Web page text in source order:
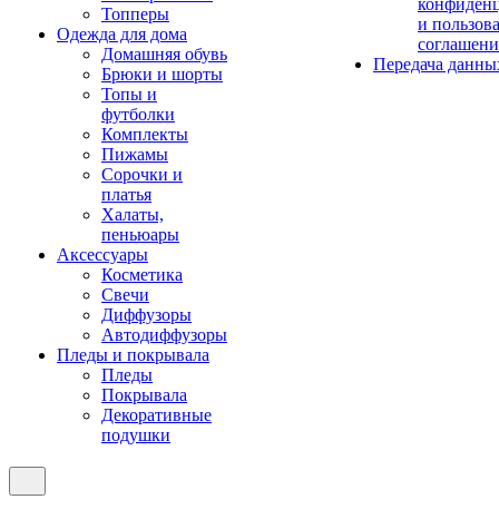
Топперы
Одежда для дома
Домашняя обувь
Брюки и шорты
Топы и
футболки
Комплекты
Пижамы
Сорочки и
платья
Халаты,
пеньюары
Аксессуары
Косметика
Свечи
Диффузоры
Автодиффузоры
Пледы и покрывала
Пледы
Покрывала
Декоративные
подушки
и
Передача